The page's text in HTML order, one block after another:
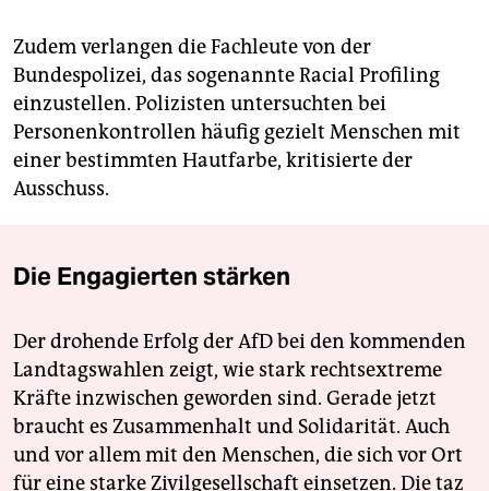
Zudem verlangen die Fachleute von der
Bundespolizei, das sogenannte Racial Profiling
einzustellen. Polizisten untersuchten bei
Personenkontrollen häufig gezielt Menschen mit
einer bestimmten Hautfarbe, kritisierte der
Ausschuss.
Die Engagierten stärken
Der drohende Erfolg der AfD bei den kommenden
Landtagswahlen zeigt, wie stark rechtsextreme
Kräfte inzwischen geworden sind. Gerade jetzt
braucht es Zusammenhalt und Solidarität. Auch
und vor allem mit den Menschen, die sich vor Ort
für eine starke Zivilgesellschaft einsetzen. Die taz